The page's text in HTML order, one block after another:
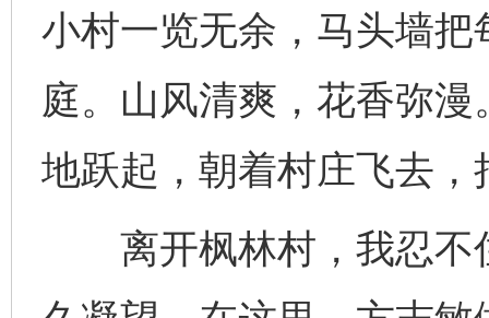
小村一览无余，马头墙
庭。山风清爽，花香弥
地跃起，朝着村庄飞去
离开枫林村，我忍不